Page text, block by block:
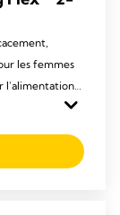
les femmes
l'alimentation
vous ou, tout